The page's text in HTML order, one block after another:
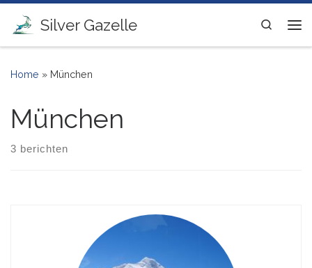
Ga naar inhoud
Silver Gazelle
Search
Home » München
München
3 berichten